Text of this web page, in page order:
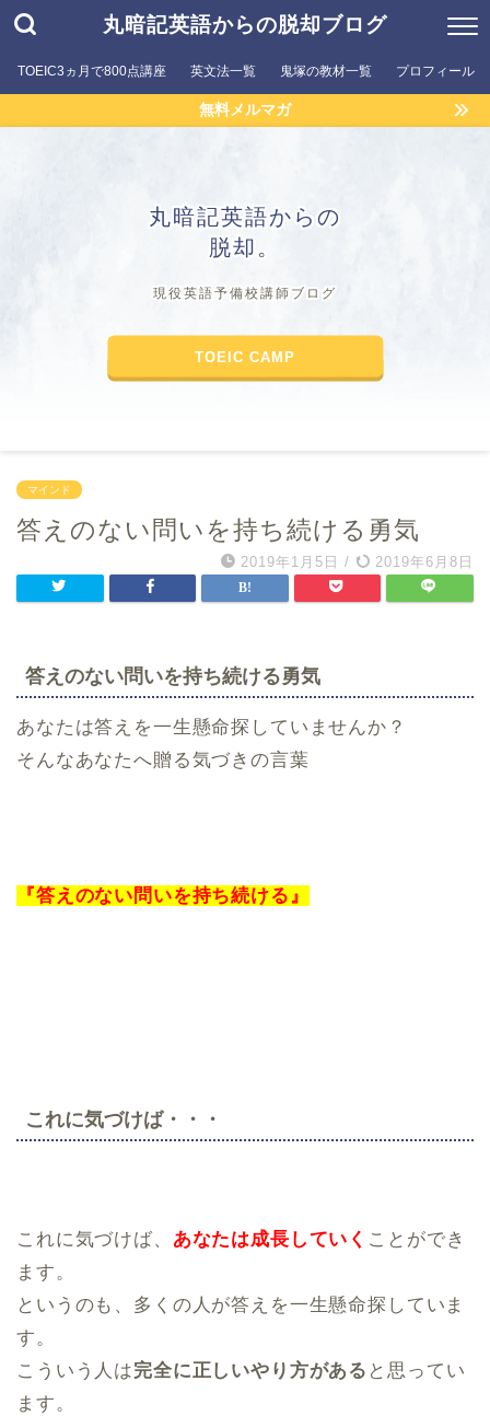
丸暗記英語からの脱却ブログ
TOEIC3ヵ月で800点講座 英文法一覧 鬼塚の教材一覧 プロフィール
無料メルマガ
丸暗記英語からの
脱却。
現役英語予備校講師ブログ
TOEIC CAMP
マインド
答えのない問いを持ち続ける勇気
2019年1月5日 / 2019年6月8日
答えのない問いを持ち続ける勇気
あなたは答えを一生懸命探していませんか？
そんなあなたへ贈る気づきの言葉
『答えのない問いを持ち続ける』
これに気づけば・・・
これに気づけば、 あなたは成長していく ことができ
ます。
というのも、多くの人が答えを一生懸命探していま
す。
こういう人は完全に正しいやり方がある と思ってい
ます。